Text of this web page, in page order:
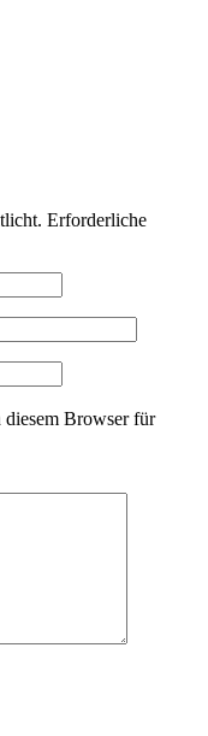
Erforderliche
Browser für